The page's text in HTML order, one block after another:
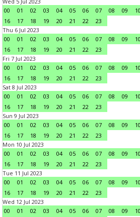
00
01 02 03 04 05 06 07 08 09 10
16
17 18 19 20 21 22
23
Thu 6 Jul 2023
00
01 02 03 04 05 06 07 08 09 10
16
17 18 19 20 21 22
23
Fri 7 Jul 2023
00
01 02 03 04 05 06 07 08 09 10
16
17 18 19 20 21 22
23
Sat 8 Jul 2023
00
01 02 03 04 05 06 07 08 09 10
16
17 18 19 20 21 22
23
Sun 9 Jul 2023
00
01 02 03 04 05 06 07 08 09 10
16
17 18 19 20 21 22
23
Mon 10 Jul 2023
00
01 02 03 04 05 06 07 08 09 10
16
17 18 19 20 21 22
23
Tue 11 Jul 2023
00
01 02 03 04 05 06 07 08 09 10
16
17 18 19 20 21 22
23
Wed 12 Jul 2023
00
01 02 03 04 05 06 07 08 09 10